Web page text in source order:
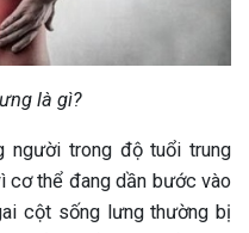
là gì?
người trong độ tuổi trung
cơ thể đang dần bước vào
cột sống lưng thường bị